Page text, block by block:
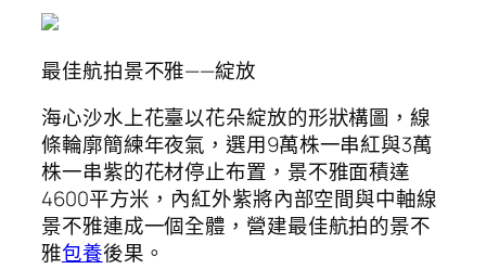
最佳航拍景不雅——綻放
海心沙水上花臺以花朵綻放的形狀構圖，線
條輪廓簡練年夜氣，選用9萬株一串紅與3萬
株一串紫的花材停止布置，景不雅面積達
4600平方米，內紅外紫將內部空間與中軸線
景不雅連成一個全體，營建最佳航拍的景不
雅包養後果。